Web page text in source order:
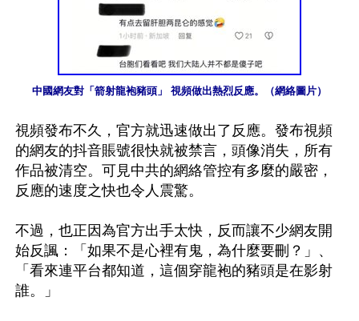
中國網友對「箭射龍袍豬頭」 視頻做出熱烈反應。（網絡圖片）
視頻發布不久，官方就迅速做出了反應。發布視頻
的網友的抖音賬號很快就被禁言，頭像消失，所有
作品被清空。可見中共的網絡管控有多麼的嚴密，
反應的速度之快也令人震驚。
不過，也正因為官方出手太快，反而讓不少網友開
始反諷：「如果不是心裡有鬼，為什麼要刪？」、
「看來連平台都知道，這個穿龍袍的豬頭是在影射
誰。」